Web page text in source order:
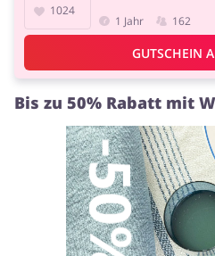
Blumen & Geschenke
Elektronik
1024
1 Jahr 162
GUTSCHEIN
Bis zu 50% Rabatt mit